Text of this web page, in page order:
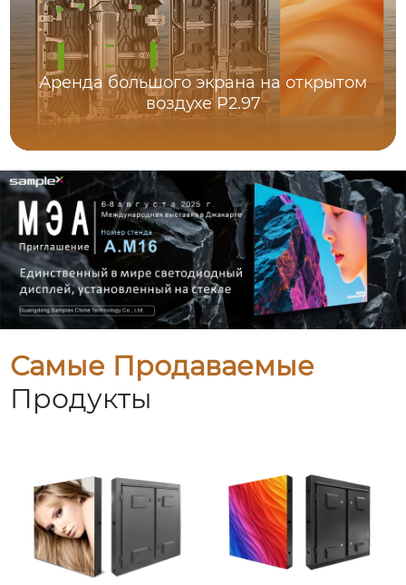
Аренда большого экрана на открытом
воздухе P2.97
Самые Продаваемые
Продукты